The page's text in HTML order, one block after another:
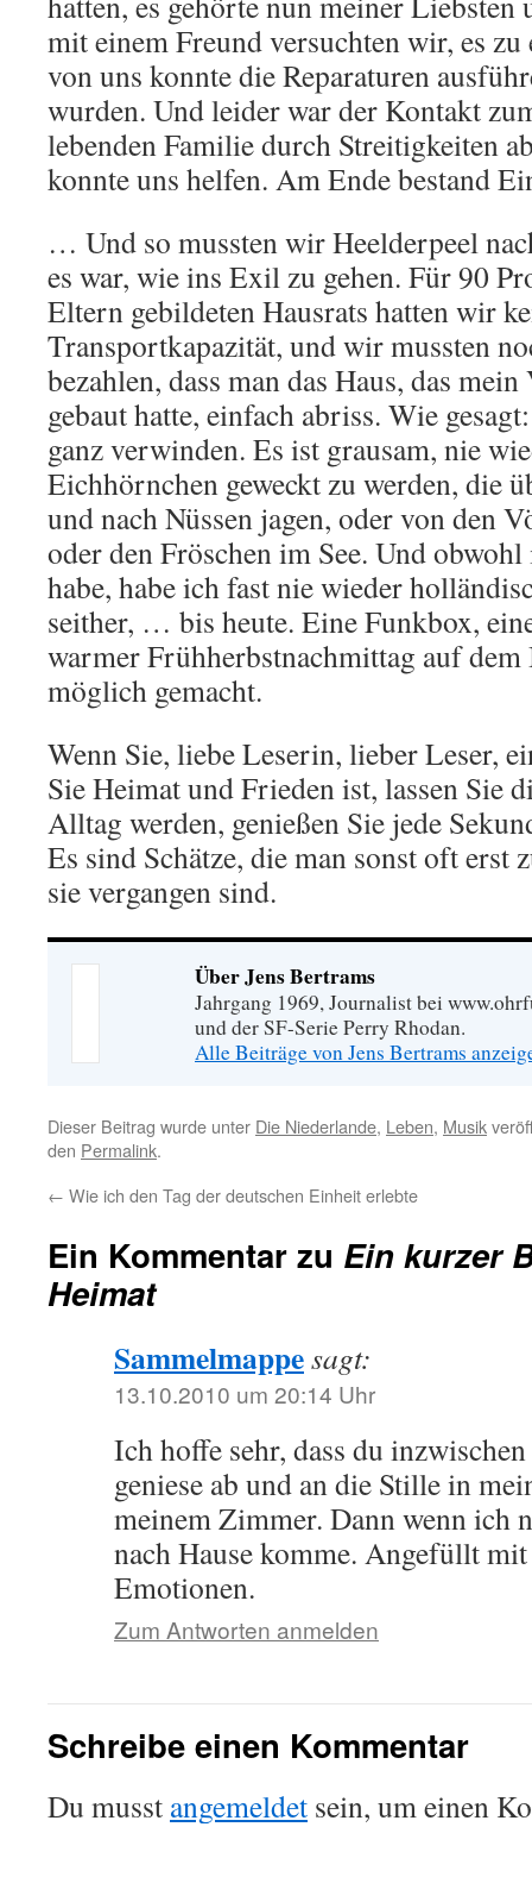
mit einem Freund versuchten wir, es
von uns konnte die Reparaturen
wurden. Und leider war der Kontakt
lebenden Familie durch Streitigkeiten
konnte uns helfen. Am Ende bestand
… Und so mussten wir Heelderpeel
es war, wie ins Exil zu gehen. Für 90
Eltern gebildeten Hausrats hatten wir
Transportkapazität, und wir mussten
bezahlen, dass man das Haus, das
gebaut hatte, einfach abriss. Wie
ganz verwinden. Es ist grausam, nie
Eichhörnchen geweckt zu werden, die
und nach Nüssen jagen, oder von den
oder den Fröschen im See. Und
habe, habe ich fast nie wieder
seither, … bis heute. Eine Funkbox,
warmer Frühherbstnachmittag auf dem
möglich gemacht.
Wenn Sie, liebe Leserin, lieber Leser,
Sie Heimat und Frieden ist, lassen Sie
Alltag werden, genießen Sie jede
Es sind Schätze, die man sonst oft erst
sie vergangen sind.
Über Jens Bertrams
Jahrgang 1969, Journalist bei
und der SF-Serie Perry Rhodan.
Alle Beiträge von Jens Bertrams
Dieser Beitrag wurde unter Die Niederlande, Leben, Musik
den Permalink.
← Wie ich den Tag der deutschen Einheit erlebte
Ein Kommentar zu Ein kurzer
Heimat
Sammelmappesagt:
13.10.2010 um 20:14 Uhr
Ich hoffe sehr, dass du
geniese ab und an die Stille in
meinem Zimmer. Dann wenn ich
nach Hause komme. Angefüllt
Emotionen.
Zum Antworten anmelden
Schreibe einen Kommentar
Du musst angemeldet sein, um einen